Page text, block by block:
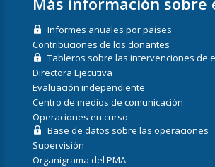
Informes anuales por países
Contribuciones de los donantes
Tableros sobre las intervenciones de
Directora Ejecutiva
Evaluación independiente
Centro de medios de comunicación
Operaciones en curso
Base de datos sobre las operaciones
Supervisión
Organigrama del PMA